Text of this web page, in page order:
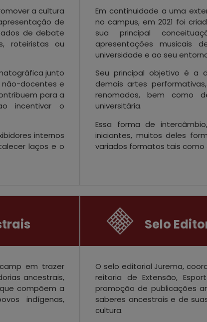
a cultura
de
de debate
roteiristas ou
junto
não-docentes e
para a
incentivar o
internos
laços e o
Em continuidade a uma
no campus, em 2021 foi
sua principal
apresentações musicais
universidade e ao seu
Seu principal objetivo é a
demais artes
renomados, bem como
universitária.
Essa forma de
iniciantes, muitos deles
variados formatos tais como
em trazer
ancestrais,
compõem a
indígenas,
Selo
O selo editorial Jurema,
reitoria de Extensão,
promoção de publicações
saberes ancestrais e de
cultura.